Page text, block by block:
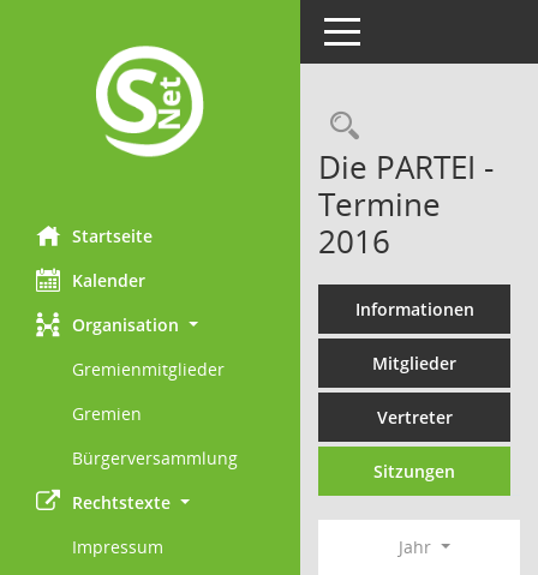
Startseite
Kalender
Organisation
Gremienmitglieder
Gremien
Bürgerversammlung
Rechtstexte
Impressum
Toggle navigation
Die PARTEI -
Termine
2016
Informationen
Mitglieder
Vertreter
Sitzungen
Jahr